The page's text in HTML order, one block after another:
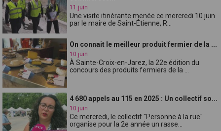
11 juin
Une visite itinérante menée ce mercredi 10 juin
par le maire de Saint-Étienne, R...
On connait le meilleur produit fermier de la ...
10 juin
À Sainte-Croix-en-Jarez, la 22e édition du
concours des produits fermiers de la ...
4 680 appels au 115 en 2025 : Un collectif so...
10 juin
Ce mercredi, le collectif "Personne à la rue"
organise pour la 2e année un rasse...